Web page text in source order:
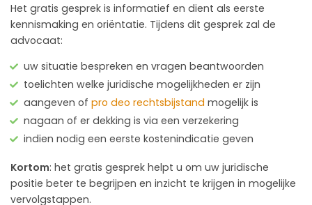
Het gratis gesprek is informatief en dient als eerste
kennismaking en oriëntatie. Tijdens dit gesprek zal de
advocaat:
uw situatie bespreken en vragen beantwoorden
toelichten welke juridische mogelijkheden er zijn
aangeven of pro deo rechtsbijstand mogelijk is
nagaan of er dekking is via een verzekering
indien nodig een eerste kostenindicatie geven
Kortom: het gratis gesprek helpt u om uw juridische
positie beter te begrijpen en inzicht te krijgen in mogelijke
vervolgstappen.